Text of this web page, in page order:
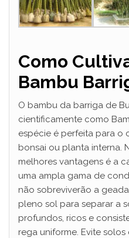
Como
Bambu
O bambu da barriga de
cientificamente como
espécie é perfeita para o
bonsai ou planta interna.
melhores vantagens é a
uma ampla gama de
não sobreviverão a
pleno sol para separar a
profundos, ricos e
rega uniforme. Evite